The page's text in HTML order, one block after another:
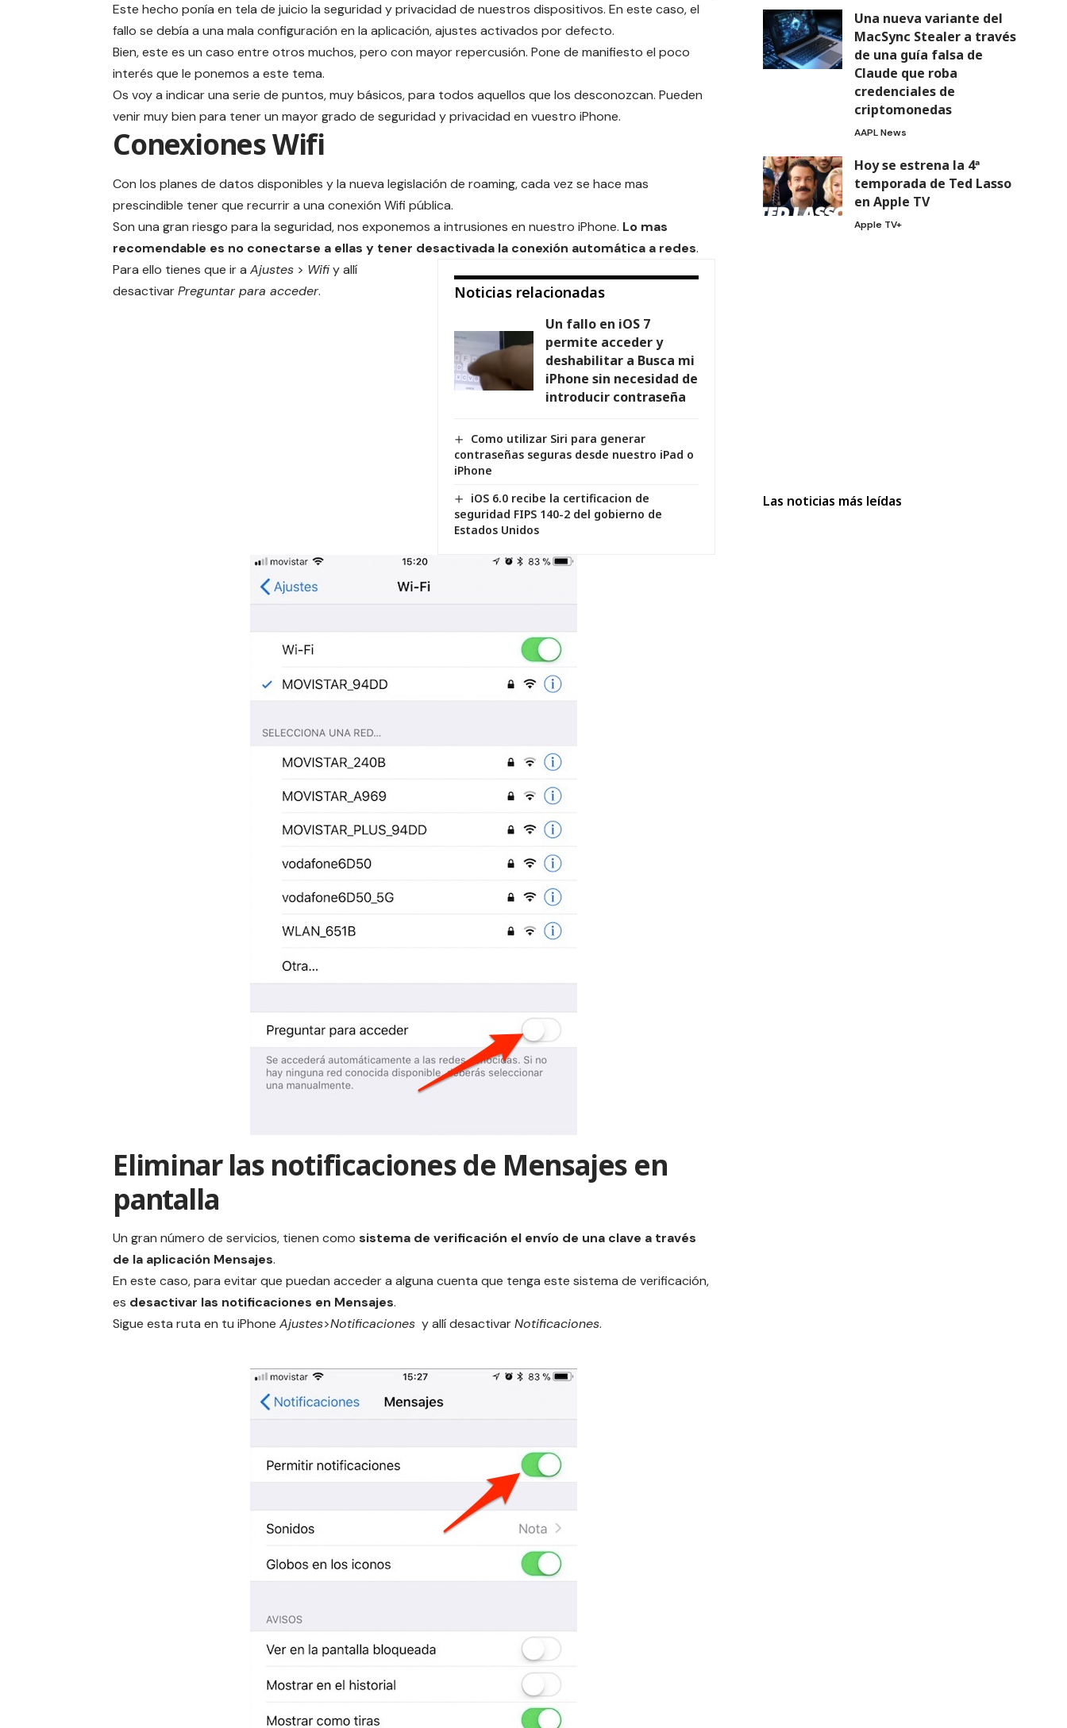
Este hecho ponía en tela de juicio la seguridad y privacidad de nuestros dispositivos. En este caso, el
fallo se debía a una mala configuración en la aplicación, ajustes activados por defecto.
Bien, este es un caso entre otros muchos, pero con mayor repercusión. Pone de manifiesto el poco
interés que le ponemos a este tema.
Os voy a indicar una serie de puntos, muy básicos, para todos aquellos que los desconozcan. Pueden
venir muy bien para tener un mayor grado de seguridad y privacidad en vuestro iPhone.
Conexiones Wifi
Con los planes de datos disponibles y la nueva legislación de roaming, cada vez se hace mas
prescindible tener que recurrir a una conexión Wifi pública.
Son una gran riesgo para la seguridad, nos exponemos a intrusiones en nuestro iPhone. Lo mas
recomendable es no conectarse a ellas y tener desactivada la conexión automática a redes.
Noticias relacionadas
Un fallo en iOS 7
permite acceder y
deshabilitar a Busca mi
iPhone sin necesidad de
introducir contraseña
Como utilizar Siri para generar
contraseñas seguras desde nuestro iPad o
iPhone
iOS 6.0 recibe la certificacion de
seguridad FIPS 140-2 del gobierno de
Estados Unidos
Para ello tienes que ir a Ajustes > Wifiy allí
desactivarPreguntar para acceder.
Eliminar las notificaciones de Mensajes en
pantalla
Un gran número de servicios, tienen como sistema de verificación el envío de una clave a través
de la aplicación Mensajes.
En este caso, para evitar que puedan acceder a alguna cuenta que tenga este sistema de verificación,
es desactivar las notificaciones en Mensajes.
Sigue esta ruta en tu iPhone Ajustes>Notificaciones y allí desactivarNotificaciones.
Una nueva variante del
MacSync Stealer a través
de una guía falsa de
Claude que roba
credenciales de
criptomonedas
AAPL News
Hoy se estrena la 4ª
temporada de Ted Lasso
en Apple TV
Apple TV+
Las noticias más leídas